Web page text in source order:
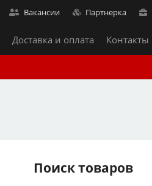
Вакансии Партнерка
Доставка и оплата Контакты
Поиск товаров